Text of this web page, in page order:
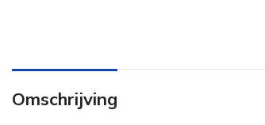
Omschrijving